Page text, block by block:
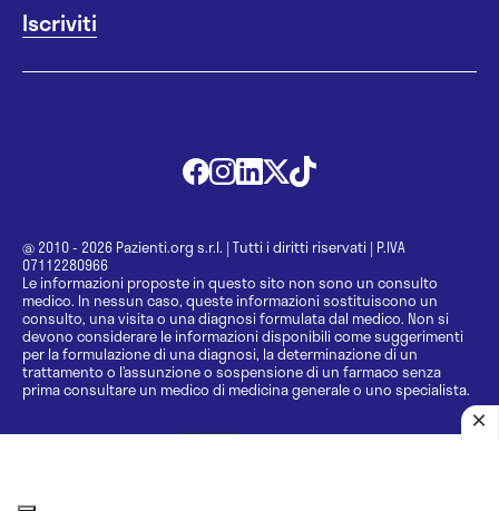
@ 2010 - 2026 Pazienti.org s.r.l. | Tutti i diritti riservati | P.IVA
07112280966
Le informazioni proposte in questo sito non sono un consulto
medico. In nessun caso, queste informazioni sostituiscono un
consulto, una visita o una diagnosi formulata dal medico. Non si
devono considerare le informazioni disponibili come suggerimenti
per la formulazione di una diagnosi, la determinazione di un
trattamento o l’assunzione o sospensione di un farmaco senza
prima consultare un medico di medicina generale o uno specialista.